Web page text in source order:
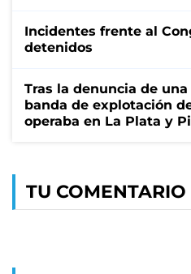
Incidentes frente al
detenidos
Tras la denuncia de
banda de explotación
operaba en La Plata y
TU COMENTARIO